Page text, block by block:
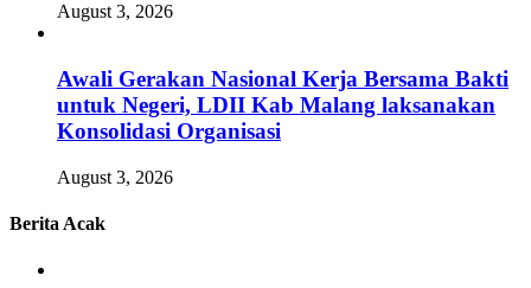
August 3, 2026
Awali Gerakan Nasional Kerja Bersama Bakti
untuk Negeri, LDII Kab Malang laksanakan
Konsolidasi Organisasi
August 3, 2026
Berita Acak